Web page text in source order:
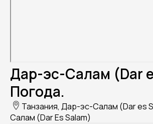
Дар-эс-Салам (Dar
Погода.
Танзания, Дар-эс-Салам (Dar es
Салам (Dar Es Salam)